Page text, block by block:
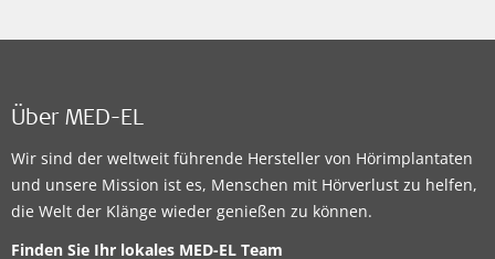
Über MED-EL
Wir sind der weltweit führende Hersteller von Hörimplantaten
und unsere Mission ist es, Menschen mit Hörverlust zu helfen,
die Welt der Klänge wieder genießen zu können.
Finden Sie Ihr lokales MED-EL Team